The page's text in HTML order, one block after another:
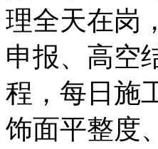
理全天在岗
申报、高空
程，每日施
饰面平整度